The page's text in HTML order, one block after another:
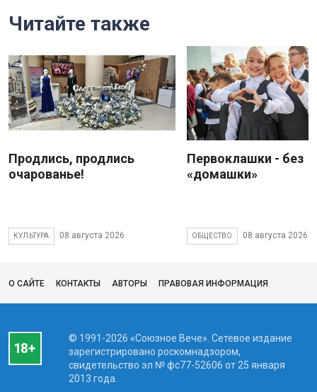
Читайте также
Продлись, продлись
очарованье!
КУЛЬТУРА 08 августа 2026
Первоклашки - без
«домашки»
ОБЩЕСТВО 08 августа 2026
О САЙТЕ КОНТАКТЫ АВТОРЫ ПРАВОВАЯ ИНФОРМАЦИЯ
© 1991-2026 «Союзное Вече». Сетевое издание
зарегистрировано роскомнадзором,
свидетельство эл № фc77-52606 от 25 января
2013 года.